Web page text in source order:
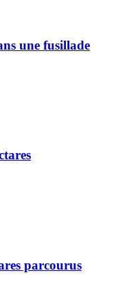
une fusillade
parcourus